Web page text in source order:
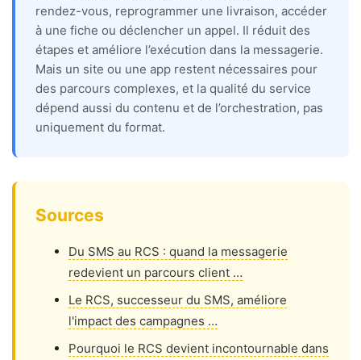
rendez-vous, reprogrammer une livraison, accéder
à une fiche ou déclencher un appel. Il réduit des
étapes et améliore l’exécution dans la messagerie.
Mais un site ou une app restent nécessaires pour
des parcours complexes, et la qualité du service
dépend aussi du contenu et de l’orchestration, pas
uniquement du format.
Sources
Du SMS au RCS : quand la messagerie
redevient un parcours client …
Le RCS, successeur du SMS, améliore
l'impact des campagnes …
Pourquoi le RCS devient incontournable dans